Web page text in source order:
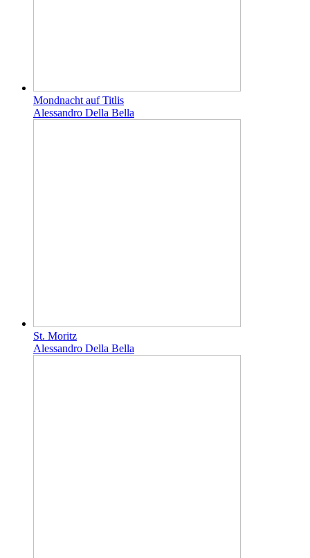
Mondnacht auf Titlis
Alessandro Della Bella
St. Moritz
Alessandro Della Bella